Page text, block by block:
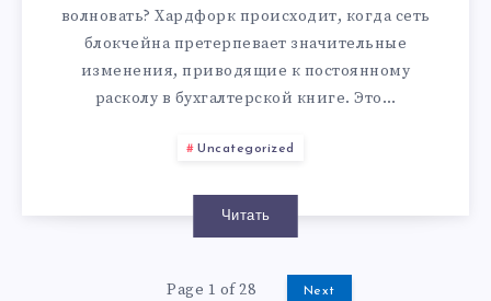
волновать? Хардфорк происходит, когда сеть
блокчейна претерпевает значительные
изменения, приводящие к постоянному
расколу в бухгалтерской книге. Это…
Uncategorized
Читать
Page 1 of 28 Next